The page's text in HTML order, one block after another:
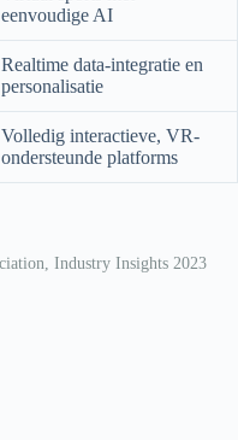
eenvoudige AI
Realtime data-integratie en
personalisatie
Volledig interactieve, VR-
ondersteunde platforms
Industry Insights 2023